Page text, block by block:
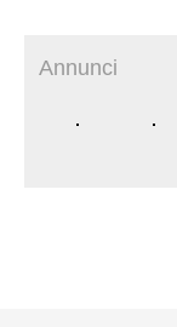
Annunci